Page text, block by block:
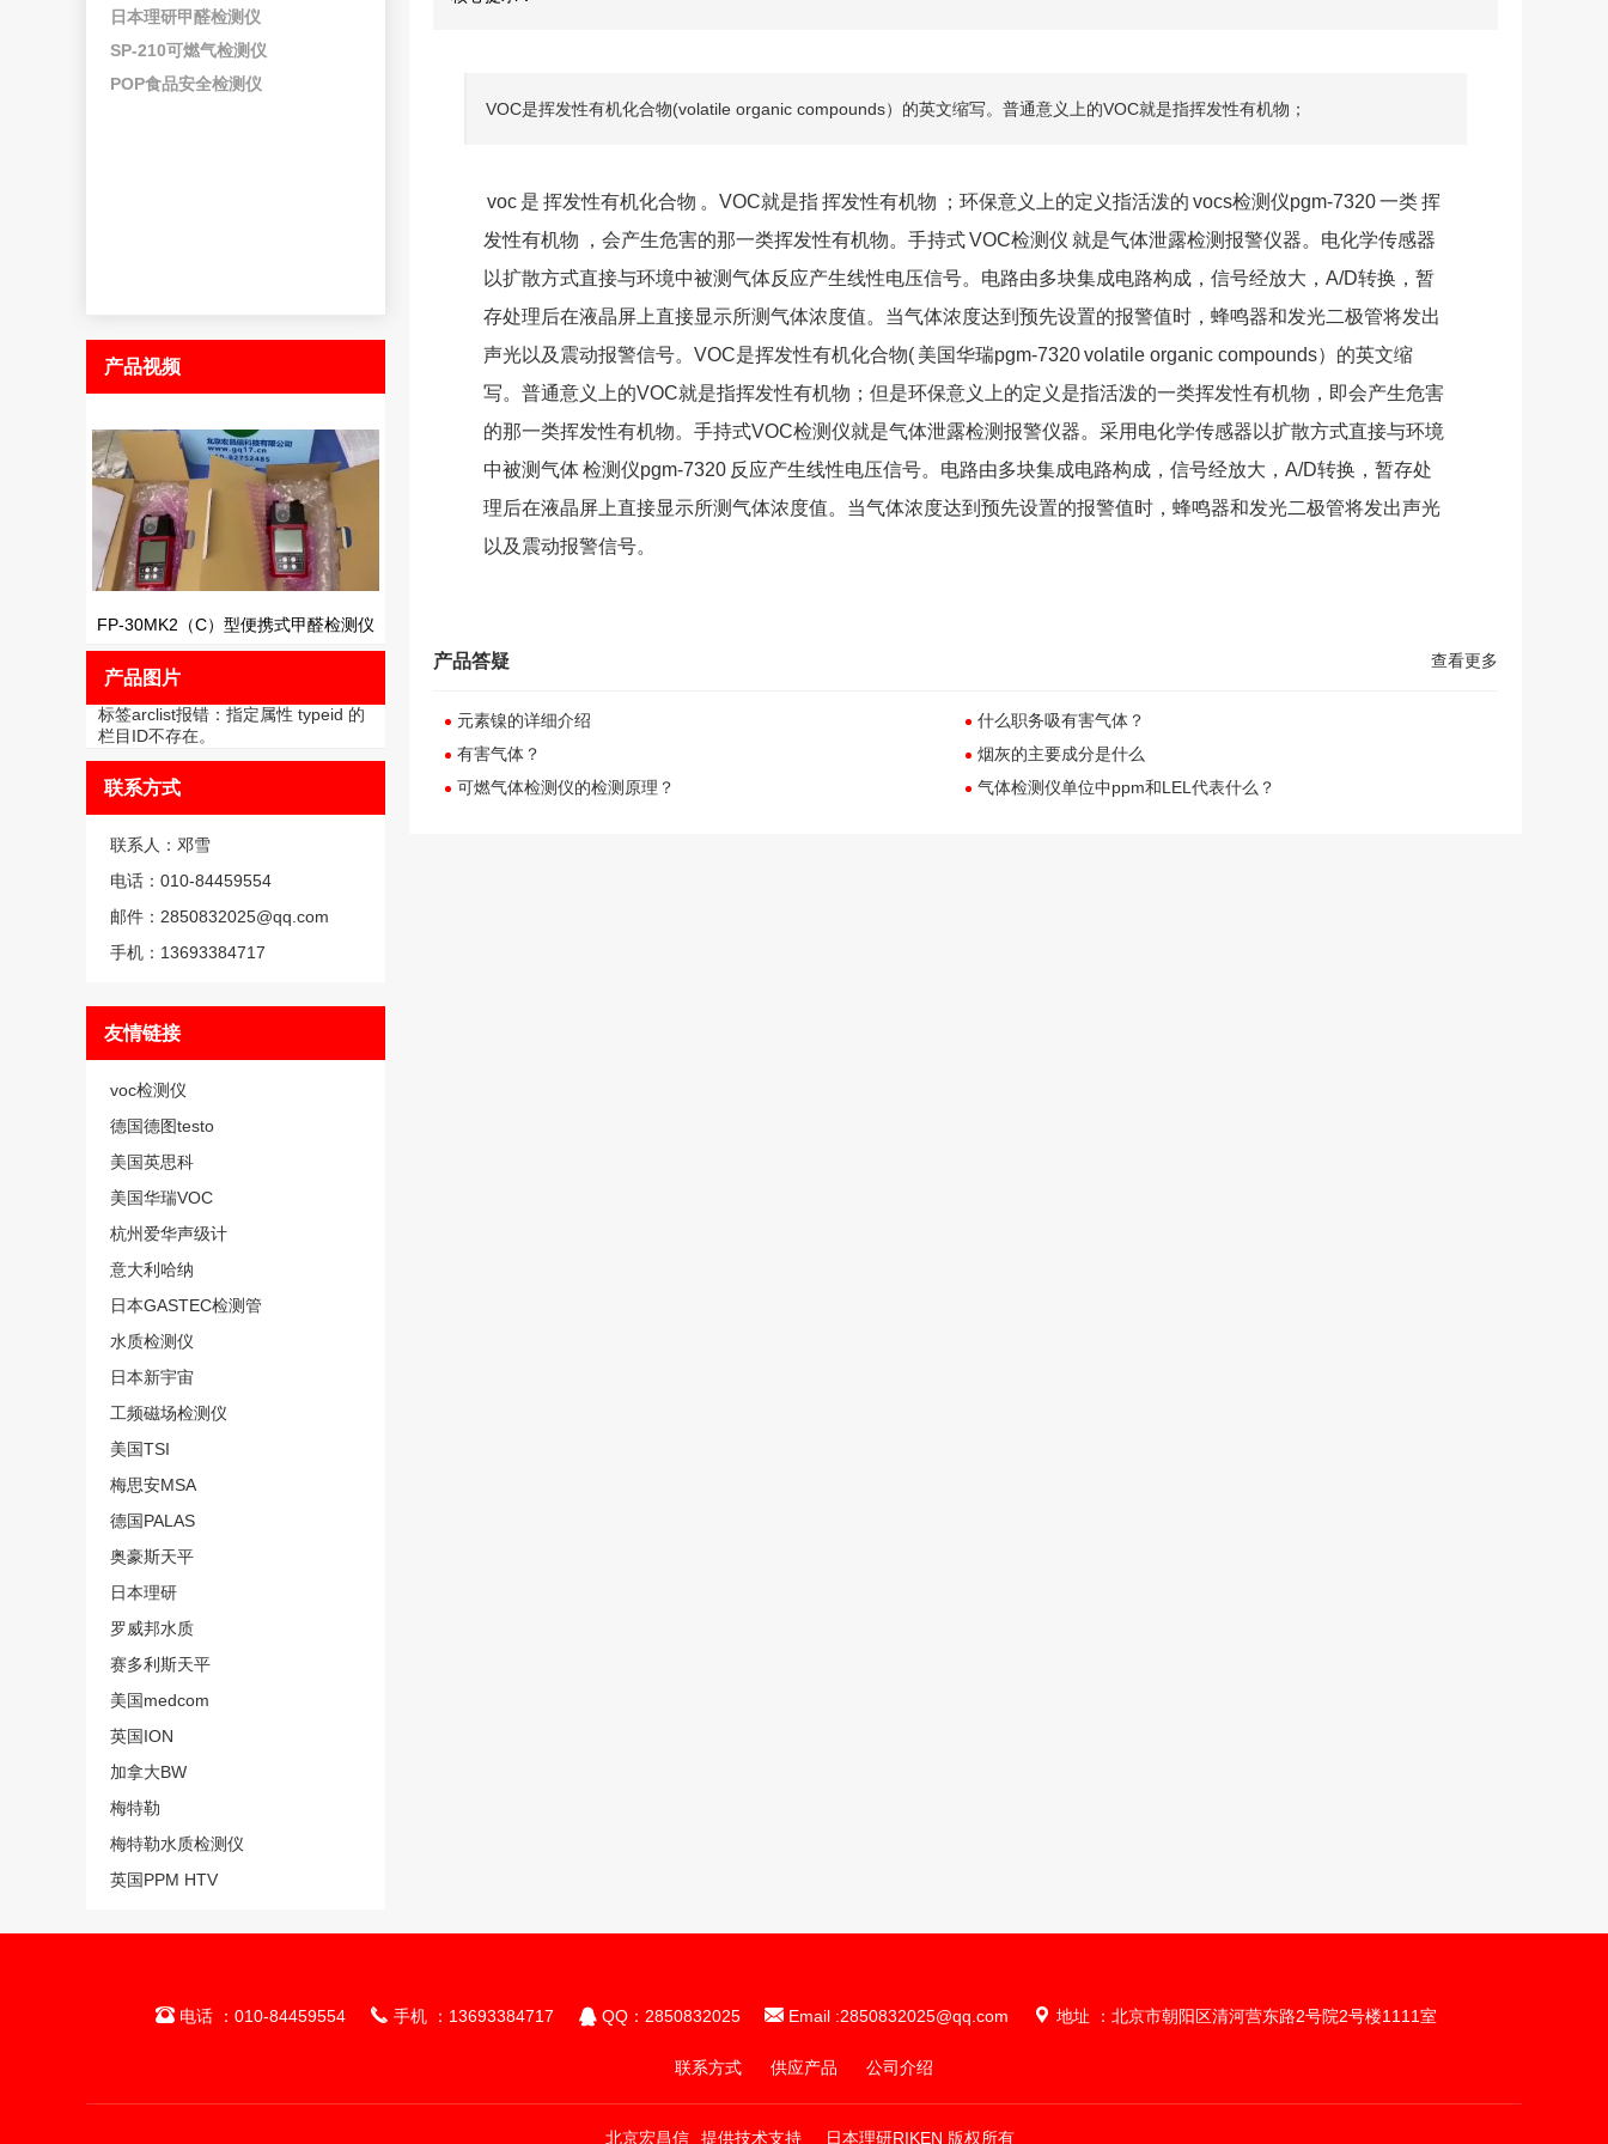
日本理研甲醛检测仪
SP-210可燃气检测仪
POP食品安全检测仪
产品视频
FP-30MK2（C）型便携式甲醛检测仪
产品图片
标签arclist报错：指定属性 typeid 的
栏目ID不存在。
联系方式
联系人：邓雪
电话：010-84459554
邮件：2850832025@qq.com
手机：13693384717
友情链接
voc检测仪
德国德图testo
美国英思科
美国华瑞VOC
杭州爱华声级计
意大利哈纳
日本GASTEC检测管
水质检测仪
日本新宇宙
工频磁场检测仪
美国TSI
梅思安MSA
德国PALAS
奥豪斯天平
日本理研
罗威邦水质
赛多利斯天平
美国medcom
英国ION
加拿大BW
梅特勒
梅特勒水质检测仪
英国PPM HTV
VOC是挥发性有机化合物(volatile organic compounds）的英文缩写。普通意义上的VOC就是指挥发性有机物；
voc 是 挥发性有机化合物 。VOC就是指 挥发性有机物 ；环保意义上的定义指活泼的 vocs检测仪pgm-7320一类挥
发性有机物
，会产生危害的那一类挥发性有机物。手持式VOC检测仪 就是气体泄露检测报警仪器。电化学传感器
以扩散方式直接与环境中被测气体反应产生线性电压信号。电路由多块集成电路构成，信号经放大，A/D转换，暂
存处理后在液晶屏上直接显示所测气体浓度值。当气体浓度达到预先设置的报警值时，蜂鸣器和发光二极管将发出
声光以及震动报警信号。VOC是挥发性有机化合物( 美国华瑞pgm-7320volatile organic compounds）的英文缩
写。普通意义上的VOC就是指挥发性有机物；但是环保意义上的定义是指活泼的一类挥发性有机物，即会产生危害
的那一类挥发性有机物。手持式VOC检测仪就是气体泄露检测报警仪器。采用电化学传感器以扩散方式直接与环境
中被测气体检测仪pgm-7320 反应产生线性电压信号。电路由多块集成电路构成，信号经放大，A/D转换，暂存处
理后在液晶屏上直接显示所测气体浓度值。当气体浓度达到预先设置的报警值时，蜂鸣器和发光二极管将发出声光
以及震动报警信号。
产品答疑 查看更多
元素镍的详细介绍
有害气体？
可燃气体检测仪的检测原理？
什么职务吸有害气体？
烟灰的主要成分是什么
气体检测仪单位中ppm和LEL代表什么？
电话 ：010-84459554  手机 ：13693384717 QQ：2850832025 Email :2850832025@qq.com  地址 ：北京市朝阳区清河营东路2号院2号楼1111室
联系方式 供应产品 公司介绍
北京宏昌信 提供技术支持 日本理研RIKEN 版权所有